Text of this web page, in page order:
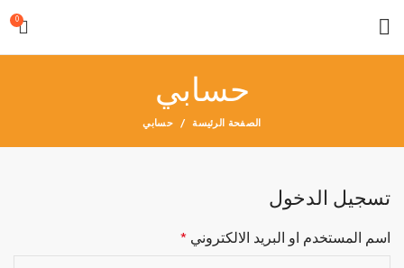
0
حسابي
الصفحة الرئيسة حسابي
تسجيل الدخول
اسم المستخدم او البريد الالكتروني*